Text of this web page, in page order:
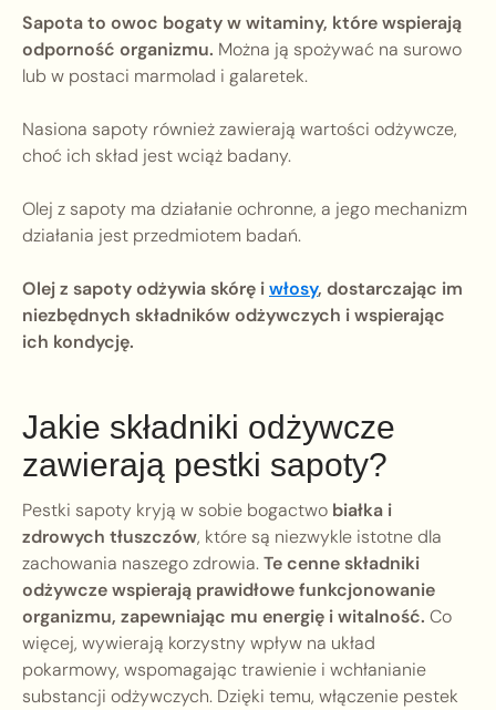
Sapota to owoc bogaty w witaminy, które wspierają
odporność organizmu. Można ją spożywać na surowo
lub w postaci marmolad i galaretek.
Nasiona sapoty również zawierają wartości odżywcze,
choć ich skład jest wciąż badany.
Olej z sapoty ma działanie ochronne, a jego mechanizm
działania jest przedmiotem badań.
Olej z sapoty odżywia skórę iwłosy, dostarczając im
niezbędnych składników odżywczych i wspierając
ich kondycję.
Jakie składniki odżywcze
zawierają pestki sapoty?
Pestki sapoty kryją w sobie bogactwo białka i
zdrowych tłuszczów, które są niezwykle istotne dla
zachowania naszego zdrowia.Te cenne składniki
odżywcze wspierają prawidłowe funkcjonowanie
organizmu, zapewniając mu energię i witalność. Co
więcej, wywierają korzystny wpływ na układ
pokarmowy, wspomagając trawienie i wchłanianie
substancji odżywczych. Dzięki temu, włączenie pestek